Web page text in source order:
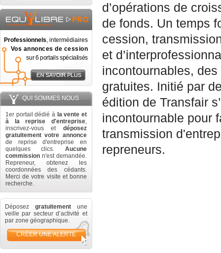
Professionnels, intermédiaires
Vos annonces de cession
sur 6 portails spécialisés
QUI SOMMES NOUS
1er portail dédié à la vente et
à la reprise d'entreprise,
inscrivez-vous et déposez
gratuitement votre annonce
de reprise d'entreprise en
quelques clics. Aucune
commission n'est demandée.
Repreneur, obtenez les
coordonnées des cédants.
Merci de votre visite et bonne
recherche.
Déposez gratuitement une
veille par secteur d’activité et
par zone géographique.
CRÉER UNE ALERTE
d’opérations de
de fonds. Un temps
cession,
et
incontournables,
gratuites. Initié par
édition de Transfair
incontournable pour
transmission
repreneurs.